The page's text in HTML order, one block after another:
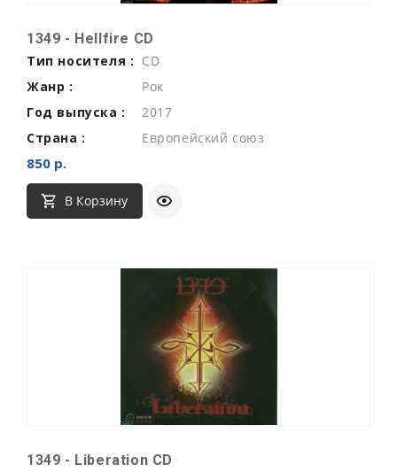
1349 - Hellfire CD
Тип носителя : CD
Жанр :
Рок
Год выпуска :
2017
Страна :
Европейский союз
850 р.
В Корзину
1349 - Liberation CD